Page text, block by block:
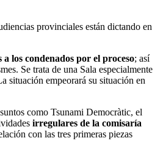
provinciales están dictando en
los condenados por el proceso; así
Se trata de una Sala especialmente
situación empeorará su situación en
como Tsunami Democràtic, el
irregulares de la comisaría
con las tres primeras piezas